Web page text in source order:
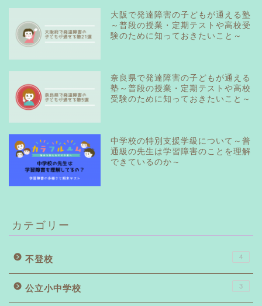
大阪で発達障害の子どもが通える塾
～普段の授業・定期テストや高校受
験のために知っておきたいこと～
奈良県で発達障害の子どもが通える
塾～普段の授業・定期テストや高校
受験のために知っておきたいこと～
中学校の特別支援学級について～普
通級の先生は学習障害のことを理解
できているのか～
カテゴリー
不登校 4
公立小中学校 3